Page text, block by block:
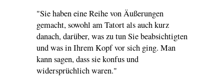
"Sie haben eine Reihe von Äußerungen
gemacht, sowohl am Tatort als auch kurz
danach, darüber, was zu tun Sie beabsichtigten
und was in Ihrem Kopf vor sich ging. Man
kann sagen, dass sie konfus und
widersprüchlich waren."